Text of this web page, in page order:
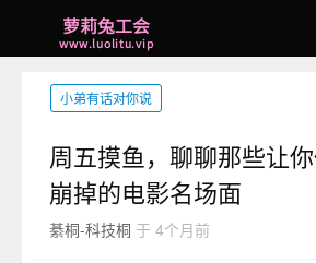
小弟有话对你说
周五摸鱼，聊聊那些让
崩掉的电影名场面
綦桐-科技桐 于 4个月前